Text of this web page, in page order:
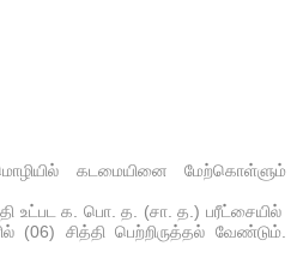
கடமையினை மேற்கொள்ளும்
உட்பட க. பொ. த. (சா. த.) பரீட்சையில்
(06) சித்தி பெற்றிருத்தல் வேண்டும்.